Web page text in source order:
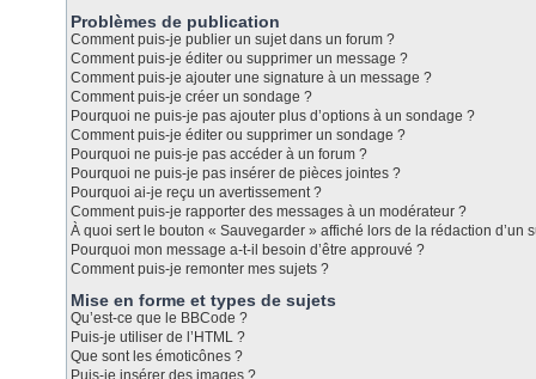
Problèmes de publication
Comment puis-je publier un sujet dans un forum ?
Comment puis-je éditer ou supprimer un message ?
Comment puis-je ajouter une signature à un message ?
Comment puis-je créer un sondage ?
Pourquoi ne puis-je pas ajouter plus d’options à un sondage ?
Comment puis-je éditer ou supprimer un sondage ?
Pourquoi ne puis-je pas accéder à un forum ?
Pourquoi ne puis-je pas insérer de pièces jointes ?
Pourquoi ai-je reçu un avertissement ?
Comment puis-je rapporter des messages à un modérateur ?
À quoi sert le bouton « Sauvegarder » affiché lors de la rédaction d’un
Pourquoi mon message a-t-il besoin d’être approuvé ?
Comment puis-je remonter mes sujets ?
Mise en forme et types de sujets
Qu’est-ce que le BBCode ?
Puis-je utiliser de l’HTML ?
Que sont les émoticônes ?
Puis-je insérer des images ?